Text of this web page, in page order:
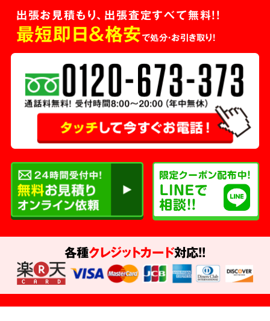
出張お見積もり、出張査定すべて無料!!
最短即日＆格安で処分・お引き取り！
各種クレジットカード対応!!